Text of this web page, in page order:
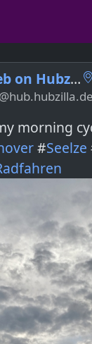
on Hubzilla
morning
#Seelze